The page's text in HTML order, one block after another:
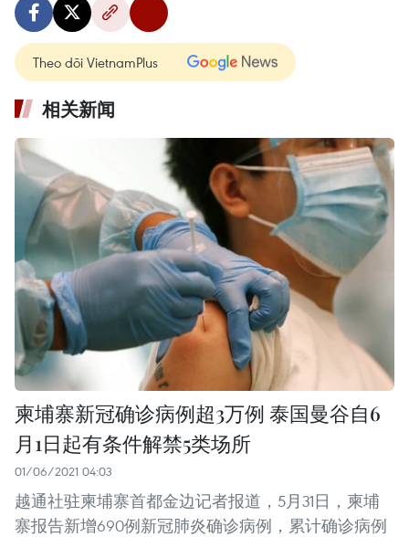
Theo dõi VietnamPlus
相关新闻
柬埔寨新冠确诊病例超3万例 泰国曼谷自6
月1日起有条件解禁5类场所
01/06/2021 04:03
越通社驻柬埔寨首都金边记者报道，5月31日，柬埔
寨报告新增690例新冠肺炎确诊病例，累计确诊病例